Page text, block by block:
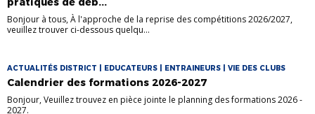
Bonjour à tous, À l'approche de la reprise des compétitions 2026/2027,
veuillez trouver ci-dessous quelqu...
ACTUALITÉS DISTRICT | EDUCATEURS | ENTRAINEURS | VIE DES CLUBS
Calendrier des formations 2026-2027
Bonjour, Veuillez trouvez en pièce jointe le planning des formations 2026 -
2027.